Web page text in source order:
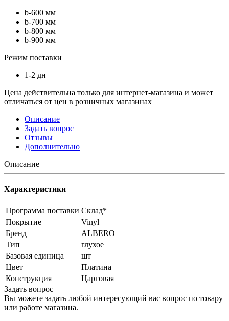
b-600 мм
b-700 мм
b-800 мм
b-900 мм
Режим поставки
1-2 дн
Цена действительна только для интернет-магазина и может
отличаться от цен в розничных магазинах
Описание
Задать вопрос
Отзывы
Дополнительно
Описание
Характеристики
Программа поставки Склад*
Покрытие
Vinyl
Бренд
ALBERO
Тип
глухое
Базовая единица
шт
Цвет
Платина
Конструкция
Царговая
Задать вопрос
Вы можете задать любой интересующий вас вопрос по товару
или работе магазина.